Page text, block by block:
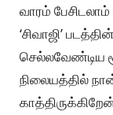
வாரம்
‘சிவாஜி’
செல்லவேண்டிய
நிலையத்தில்